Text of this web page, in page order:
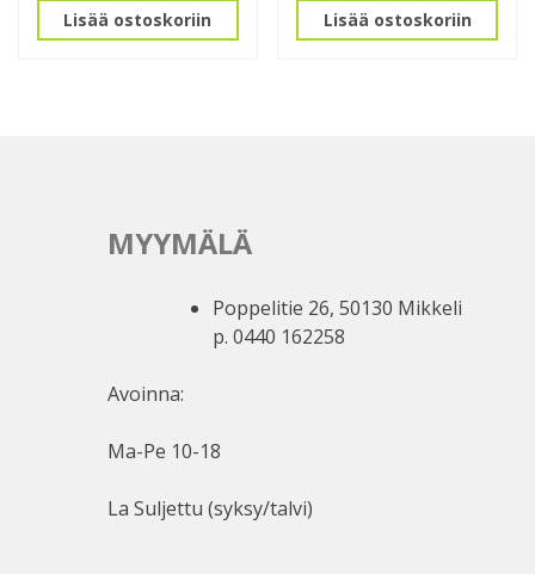
Lisää ostoskoriin Lisää ostoskoriin
MYYMÄLÄ
Poppelitie 26, 50130 Mikkeli
p. 0440 162258
Avoinna:
Ma-Pe 10-18
La Suljettu (syksy/talvi)